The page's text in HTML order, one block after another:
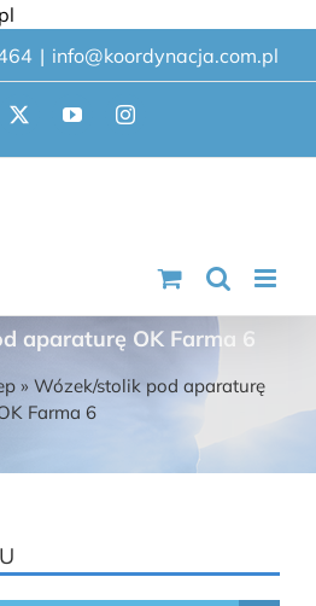
do
zawartości
| info@koordynacja.com.pl
X YouTubeInstagram
aparaturę OK Farma 6
» Wózek/stolik pod aparaturę
Farma 6